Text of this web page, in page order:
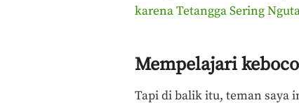
karena Tetangga Sering
Mempelajari
Tapi di balik itu, teman saya